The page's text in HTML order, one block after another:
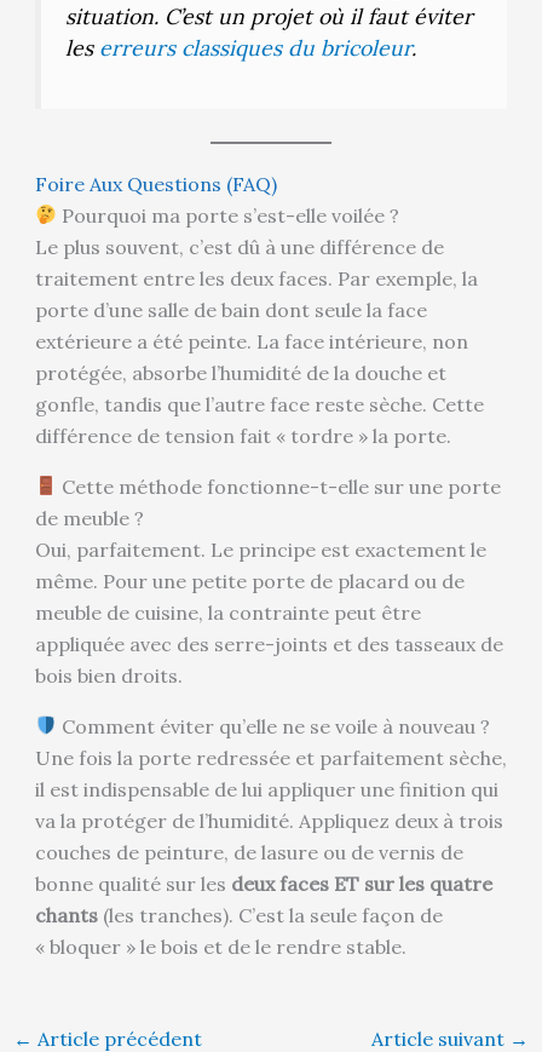
situation. C’est un projet où il faut éviter
les erreurs classiques du bricoleur.
Foire Aux Questions (FAQ)
Pourquoi ma porte s’est-elle voilée ?
Le plus souvent, c’est dû à une différence de
traitement entre les deux faces. Par exemple, la
porte d’une salle de bain dont seule la face
extérieure a été peinte. La face intérieure, non
protégée, absorbe l’humidité de la douche et
gonfle, tandis que l’autre face reste sèche. Cette
différence de tension fait « tordre » la porte.
Cette méthode fonctionne-t-elle sur une porte
de meuble ?
Oui, parfaitement. Le principe est exactement le
même. Pour une petite porte de placard ou de
meuble de cuisine, la contrainte peut être
appliquée avec des serre-joints et des tasseaux de
bois bien droits.
Comment éviter qu’elle ne se voile à nouveau ?
Une fois la porte redressée et parfaitement sèche,
il est indispensable de lui appliquer une finition qui
va la protéger de l’humidité. Appliquez deux à trois
couches de peinture, de lasure ou de vernis de
bonne qualité sur les deux faces ET sur les quatre
chants(les tranches). C’est la seule façon de
« bloquer » le bois et de le rendre stable.
← Article précédent Article suivant →